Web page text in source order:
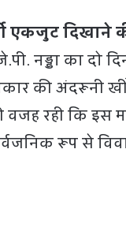
एकजुट दिखाने
नड्डा का दो
की अंदरूनी
वजह रही कि इस
रूप से